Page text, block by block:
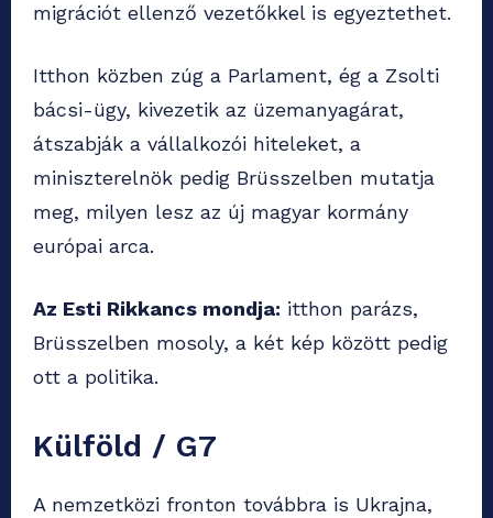
migrációt ellenző vezetőkkel is egyeztethet.
Itthon közben zúg a Parlament, ég a Zsolti
bácsi-ügy, kivezetik az üzemanyagárat,
átszabják a vállalkozói hiteleket, a
miniszterelnök pedig Brüsszelben mutatja
meg, milyen lesz az új magyar kormány
európai arca.
Az Esti Rikkancs mondja: itthon parázs,
Brüsszelben mosoly, a két kép között pedig
ott a politika.
Külföld / G7
A nemzetközi fronton továbbra is Ukrajna,